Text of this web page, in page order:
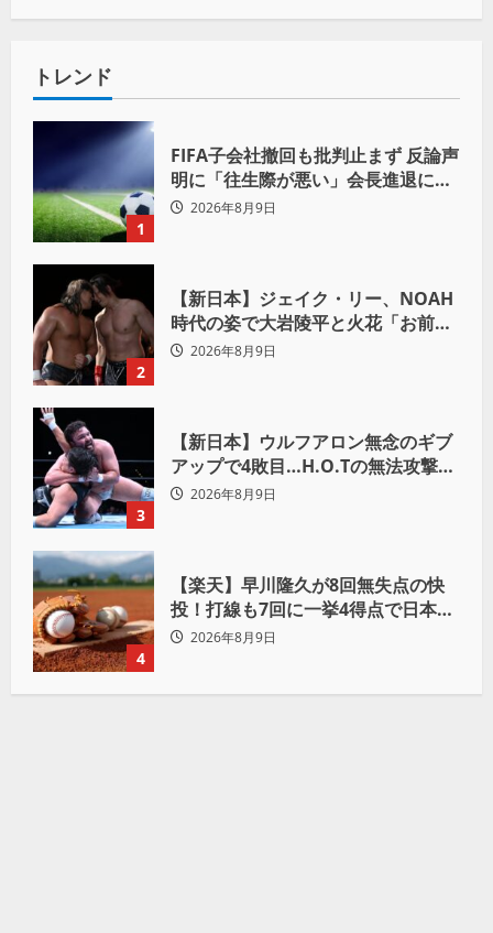
トレンド
1
FIFA子会社撤回も批判止まず 反論声
明に「往生際が悪い」会長進退に注
目 2026年8月9日
2
【新日本】ジェイク・リー、NOAH
時代の姿で大岩陵平と火花「お前の
おかげで、忘れてたもの思い出した
2026年8月9日
3
【新日本】ウルフアロン無念のギブ
アップで4敗目…H.O.Tの無法攻撃に
屈す「まだまだ俺自身の力はこんな
2026年8月9日
4
【楽天】早川隆久が8回無失点の快
投！打線も7回に一挙4得点で日本ハ
ムを完封
2026年8月9日